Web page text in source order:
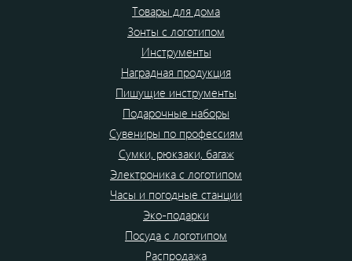
Товары для дома
Зонты с логотипом
Инструменты
Наградная продукция
Пишущие инструменты
Подарочные наборы
Сувениры по профессиям
Сумки, рюкзаки, багаж
Электроника с логотипом
Часы и погодные станции
Эко-подарки
Посуда с логотипом
Распродажа